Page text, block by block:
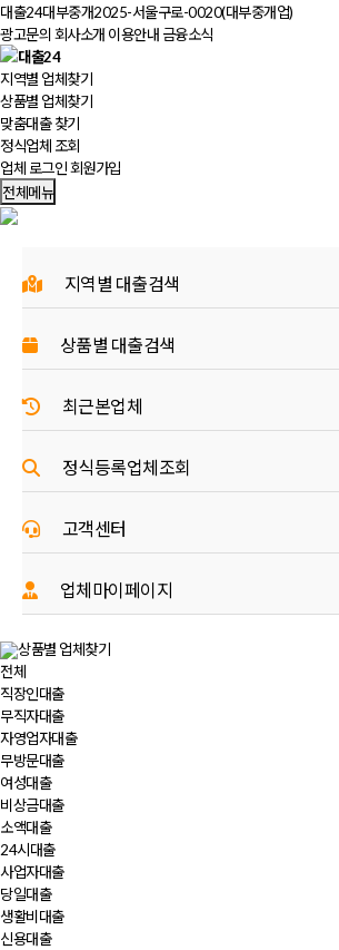
대출24대부중개2025-서울구로-0020(대부중개업)
광고문의 회사소개 이용안내 금융소식
지역별 업체 찾기
상품별 업체 찾기
맞춤대출찾기
정식업체 조회
업체 로그인회원가입
전체메뉴
지역별 대출검색
상품별 대출검색
최근본업체
정식등록업체조회
고객센터
- 이용안내
- 광고문의
업체마이페이지
상품별 업체찾기
전체
직장인대출
무직자대출
자영업자대출
무방문대출
여성대출
비상금대출
소액대출
24시 대출
사업자대출
당일대출
생활비 대출
신용대출